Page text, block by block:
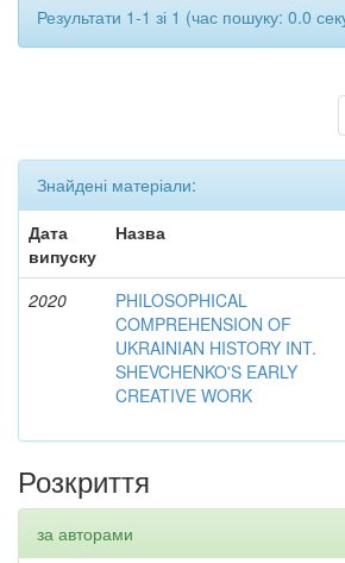
Результати 1-1 зі 1 (час пошуку: 0.0
Знайдені матеріали:
Дата
випуску
Назва
2020
PHILOSOPHICAL
COMPREHENSION OF
UKRAINIAN HISTORY INT.
SHEVCHENKO'S EARLY
CREATIVE WORK
Розкриття
за авторами